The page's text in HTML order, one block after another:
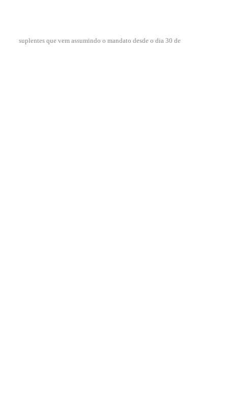
suplentes que vem assumindo o mandato desde o dia 30 de